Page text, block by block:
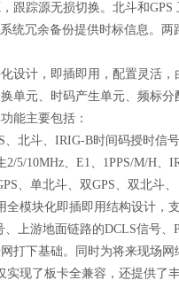
跟踪源无损切换。北斗和
统冗余备份提供时标信息。两
计，即插即用，配置灵活，
单元、时码产生单元、频标
能主要包括：
北斗、IRIG-B时间码授时信号
10MHz、E1、1PPS/M/H、
单北斗、双GPS、双北斗、
模块化即插即用结构设计，支
、上游地面链路的DCLS信号
打下基础。同时为将来现场
了板卡全兼容，还提供了丰